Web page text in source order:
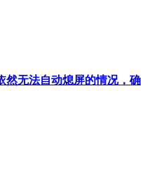
然无法自动熄屏的情况，确